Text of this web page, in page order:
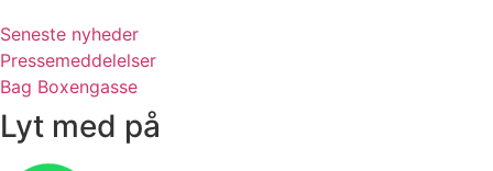
Seneste nyheder
Pressemeddelelser
Bag Boxengasse
Lyt med på